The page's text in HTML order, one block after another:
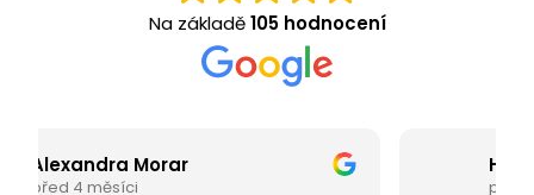
Na základě105 hodnocení
Hana Strajtova